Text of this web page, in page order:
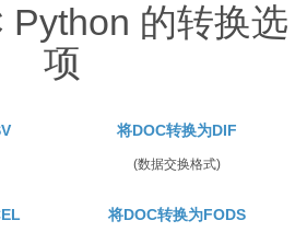
Python 的转换选
项
将DOC转换为DIF
(数据交换格式)
将DOC转换为FODS